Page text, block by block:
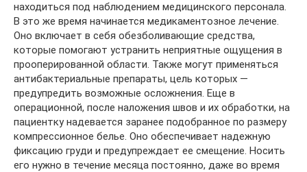
находиться под наблюдением медицинского персонала.
В это же время начинается медикаментозное лечение.
Оно включает в себя обезболивающие средства,
которые помогают устранить неприятные ощущения в
прооперированной области. Также могут применяться
антибактериальные препараты, цель которых —
предупредить возможные осложнения. Еще в
операционной, после наложения швов и их обработки, на
пациентку надевается заранее подобранное по размеру
компрессионное белье. Оно обеспечивает надежную
фиксацию груди и предупреждает ее смещение. Носить
его нужно в течение месяца постоянно, даже во время